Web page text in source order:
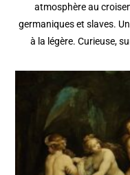
atmosphère au
germaniques et slaves.
à la légère. Curieuse,